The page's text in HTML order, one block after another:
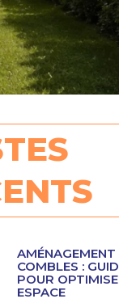
AMÉNAGEMENT
COMBLES :
POUR
ESPACE